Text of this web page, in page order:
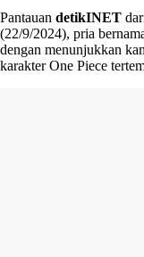
Pantauan detikINET
(22/9/2024), pria
dengan menunjukkan
karakter One Piece